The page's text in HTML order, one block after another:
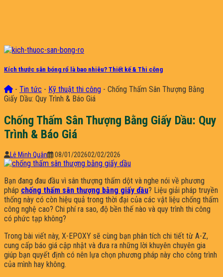
Kích thước sân bóng rổ là bao nhiêu? Thiết kế & Thi công
- Tin tức - Kỹ thuật thi công - Chống Thấm Sân Thượng Bằng
Giấy Dầu: Quy Trình & Báo Giá
Chống Thấm Sân Thượng Bằng Giấy Dầu: Quy
Trình & Báo Giá
Lê Minh Quân 08/01/202602/02/2026
Bạn đang đau đầu vì sân thượng thấm dột và nghe nói về phương
pháp chống thấm sân thượng bằng giấy dầu? Liệu giải pháp truyền
thống này có còn hiệu quả trong thời đại của các vật liệu chống thấm
công nghệ cao? Chi phí ra sao, độ bền thế nào và quy trình thi công
có phức tạp không?
Trong bài viết này, X-EPOXY sẽ cùng bạn phân tích chi tiết từ A-Z,
cung cấp báo giá cập nhật và đưa ra những lời khuyên chuyên gia
giúp bạn quyết định có nên lựa chọn phương pháp này cho công trình
của mình hay không.